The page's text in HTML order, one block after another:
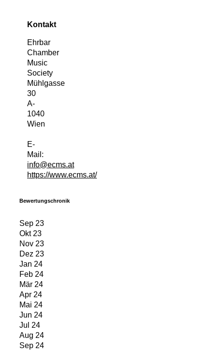
Kontakt
Ehrbar
Chamber
Music
Society
Mühlgasse
30
A-
1040
Wien
E-
Mail:
info@ecms.at
https://www.ecms.at/
Bewertungschronik
Sep 23
Okt 23
Nov 23
Dez 23
Jan 24
Feb 24
Mär 24
Apr 24
Mai 24
Jun 24
Jul 24
Aug 24
Sep 24